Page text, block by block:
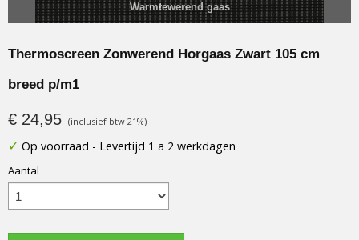
Warmtewerend gaas
Thermoscreen Zonwerend Horgaas Zwart 105 cm
breed p/m1
€ 24,95 (inclusief btw 21%)
✓ Op voorraad - Levertijd 1 a 2 werkdagen
Aantal